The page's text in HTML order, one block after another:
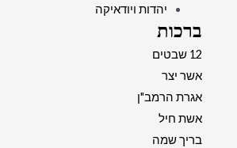
יהדות ויודאיקה
ברכות
12 שבטים
אשר יצר
אגרת הרמב"ן
אשת חיל
בריך שמה